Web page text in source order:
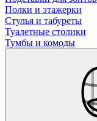
Полки и этажерки
Стулья и табуреты
Туалетные столики
Тумбы и комоды